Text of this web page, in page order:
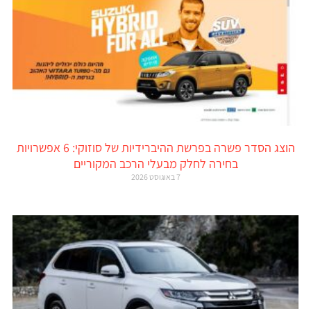
הוצג הסדר פשרה בפרשת ההיברידיות של סוזוקי: 6 אפשרויות
בחירה לחלק מבעלי הרכב המקוריים
7 באוגוסט 2026